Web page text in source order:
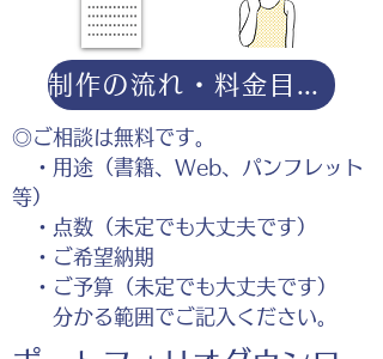
◎ご相談は無料です。
・用途（書籍、Web、パンフレット
等）
・点数（未定でも大丈夫です）
・ご希望納期
・ご予算（未定でも大丈夫です）
分かる範囲でご記入ください。